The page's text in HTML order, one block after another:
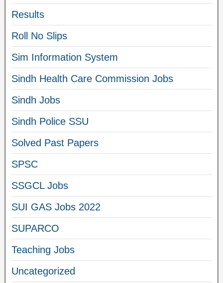
Results
Roll No Slips
Sim Information System
Sindh Health Care Commission Jobs
Sindh Jobs
Sindh Police SSU
Solved Past Papers
SPSC
SSGCL Jobs
SUI GAS Jobs 2022
SUPARCO
Teaching Jobs
Uncategorized